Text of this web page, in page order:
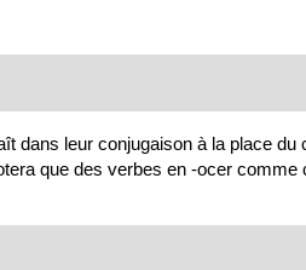
dans leur conjugaison à la place du
que des verbes en -ocer comme